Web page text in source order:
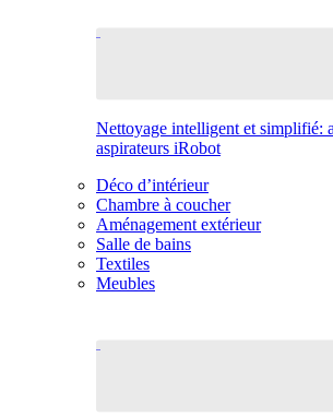
Nettoyage intelligent et simplifié:
aspirateurs iRobot
Déco d’intérieur
Chambre à coucher
Aménagement extérieur
Salle de bains
Textiles
Meubles